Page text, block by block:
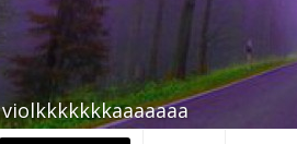
violkkkkkkkaaaaaaa